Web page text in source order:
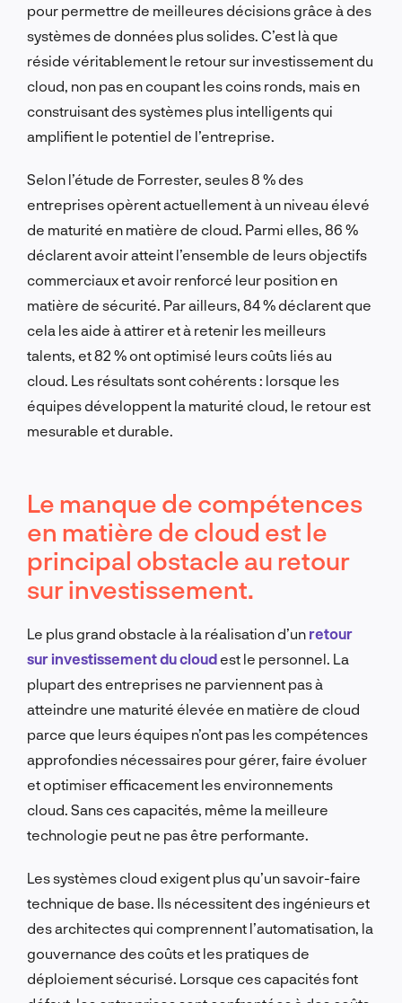
pour permettre de meilleures décisions grâce à des
systèmes de données plus solides. C’est là que
réside véritablement le retour sur investissement du
cloud, non pas en coupant les coins ronds, mais en
construisant des systèmes plus intelligents qui
amplifient le potentiel de l’entreprise.
Selon l’étude de Forrester, seules 8 % des
entreprises opèrent actuellement à un niveau élevé
de maturité en matière de cloud. Parmi elles, 86 %
déclarent avoir atteint l’ensemble de leurs objectifs
commerciaux et avoir renforcé leur position en
matière de sécurité. Par ailleurs, 84 % déclarent que
cela les aide à attirer et à retenir les meilleurs
talents, et 82 % ont optimisé leurs coûts liés au
cloud. Les résultats sont cohérents : lorsque les
équipes développent la maturité cloud, le retour est
mesurable et durable.
Le manque de compétences
en matière de cloud est le
principal obstacle au retour
sur investissement.
Le plus grand obstacle à la réalisation d’un retour
sur investissement du cloud est le personnel. La
plupart des entreprises ne parviennent pas à
atteindre une maturité élevée en matière de cloud
parce que leurs équipes n’ont pas les compétences
approfondies nécessaires pour gérer, faire évoluer
et optimiser efficacement les environnements
cloud. Sans ces capacités, même la meilleure
technologie peut ne pas être performante.
Les systèmes cloud exigent plus qu’un savoir-faire
technique de base. Ils nécessitent des ingénieurs et
des architectes qui comprennent l’automatisation, la
gouvernance des coûts et les pratiques de
déploiement sécurisé. Lorsque ces capacités font